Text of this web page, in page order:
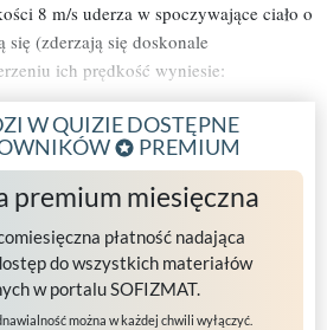
8 m/s uderza w spoczywające ciało o
się (zderzają się doskonale
ich prędkość wyniesie:
W QUIZIE DOSTĘPNE
PREMIUM
premium miesięczna
płatność nadająca
do wszystkich materiałów
w portalu SOFIZMAT.
można w każdej chwili wyłączyć.